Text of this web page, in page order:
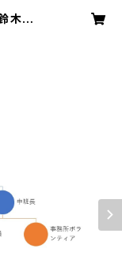
木健